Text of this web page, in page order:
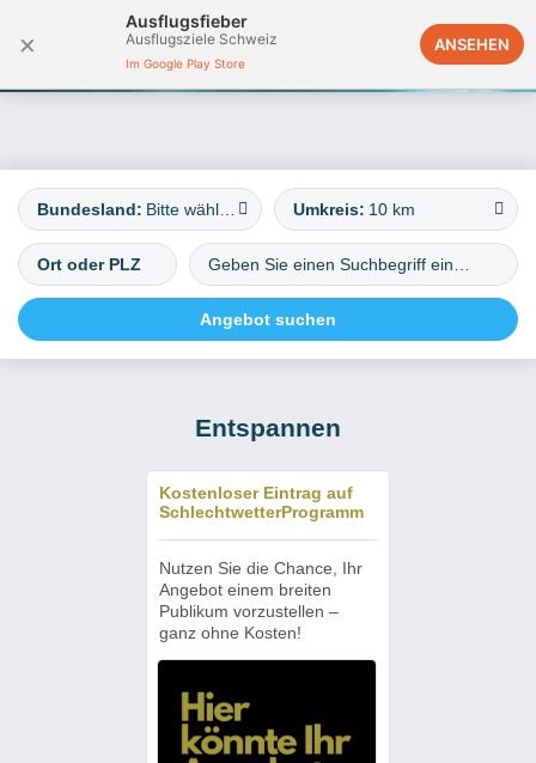
×
Ausflugsfieber
Ausflugsziele Schweiz
Im Google Play Store
ANSEHEN
Deutschland
Bundesland: Umkreis: 10 km
Entspannen
Kostenloser Eintrag auf
SchlechtwetterProgramm
Nutzen Sie die Chance, Ihr
Angebot einem breiten
Publikum vorzustellen –
ganz ohne Kosten!